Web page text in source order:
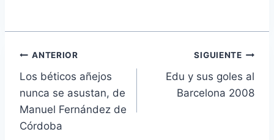
Navegación
de
entradas
ANTERIOR
Los béticos añejos
nunca se asustan, de
Manuel Fernández de
Córdoba
SIGUIENTE
Edu y sus goles al
Barcelona 2008